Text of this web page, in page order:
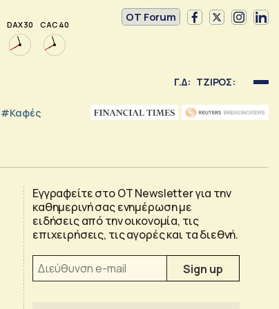
DAX 30 CAC 40
OT Forum
Γ.Δ: ΤΖΙΡΟΣ:
#καφές
Εγγραφείτε στο OT Newsletter για την
καθημερινή σας ενημέρωση με
ειδήσεις από την οικονομία, τις
επιχειρήσεις, τις αγορές και τα διεθνή.